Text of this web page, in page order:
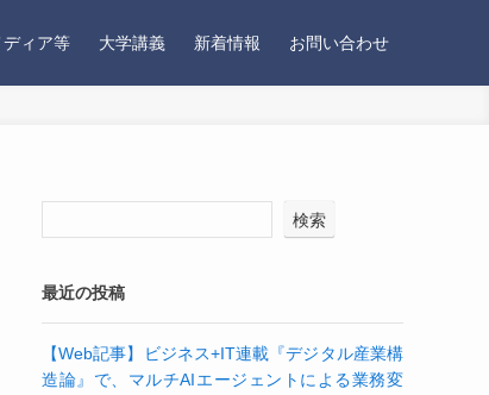
ィア等 大学講義 新着情報 お問い合わせ
検索
最近の投稿
【Web記事】ビジネス+IT連載『デジタル産業構
造論』で、マルチAIエージェントによる業務変